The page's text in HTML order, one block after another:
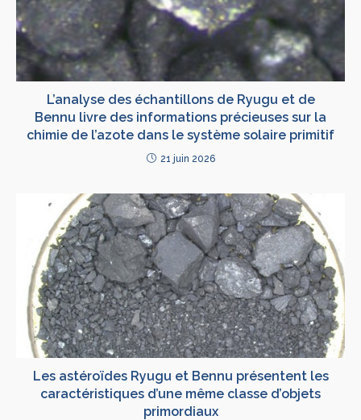
L’analyse des échantillons de Ryugu et de
Bennu livre des informations précieuses sur la
chimie de l’azote dans le système solaire primitif
21 juin 2026
Les astéroïdes Ryugu et Bennu présentent les
caractéristiques d’une même classe d’objets
primordiaux